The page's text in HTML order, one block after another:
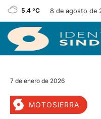
5.4 ºC 8 de agosto de
7 de enero de 2026
MOTOSIERRA